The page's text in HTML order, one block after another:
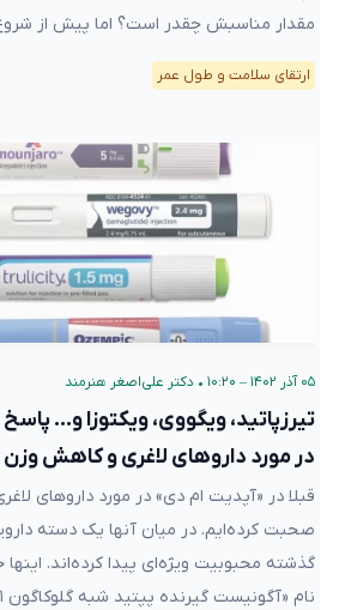
مقدار مناسبش چقدر است؟ اما پیش از
ارتقای سلامت و طول عمر
۰۵ آذر ۱۴۰۲ – ۱۰:۲۰ • دکتر علی‌اصغر هنرمند
تیرزپاتید، ویگووی، ویکتوزا و…
در مورد داروهای لاغری و کاهش وزن GLP1
قبلا در «آپدیت ام دی» در مورد داروهای
صحبت کرده‌ایم. در میان آنها یک دسته
گذشته محبوبیت ویژه‌ای پیدا کرده‌اند.